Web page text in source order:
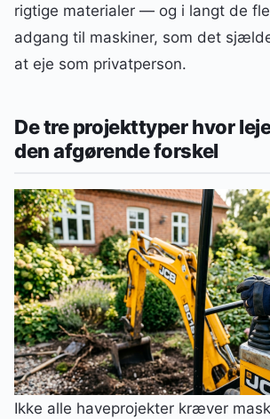
rigtige materialer — og i langt de
adgang til maskiner, som det
at eje som privatperson.
De tre projekttyper hvor
den afgørende forskel
Ikke alle haveprojekter kræver